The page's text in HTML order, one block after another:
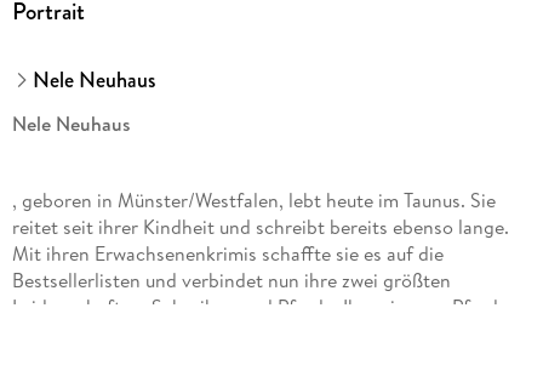
Portrait
Nele Neuhaus
Nele Neuhaus
, geboren in Münster/Westfalen, lebt heute im Taunus. Sie
reitet seit ihrer Kindheit und schreibt bereits ebenso lange.
Mit ihren Erwachsenenkrimis schaffte sie es auf die
Bestsellerlisten und verbindet nun ihre zwei größten
Leidenschaften: Schreiben und Pferde. Ihre eigenen Pferde